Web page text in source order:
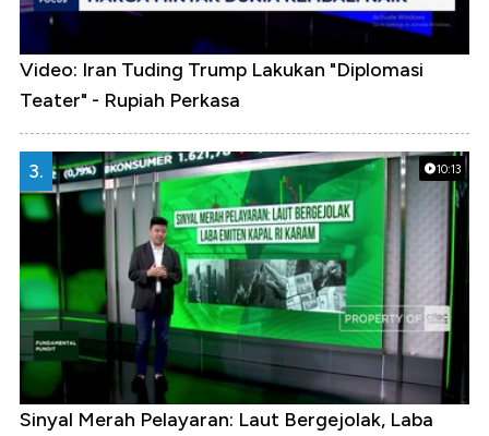
Video: Iran Tuding Trump Lakukan "Diplomasi
Teater" - Rupiah Perkasa
10:13
3.
Sinyal Merah Pelayaran: Laut Bergejolak, Laba